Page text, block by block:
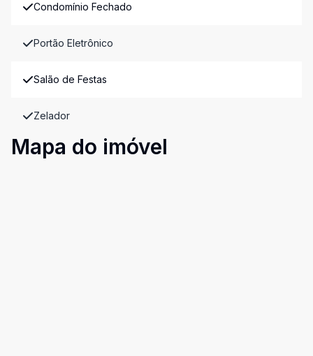
Condomínio Fechado
Portão Eletrônico
Salão de Festas
Zelador
Mapa do imóvel